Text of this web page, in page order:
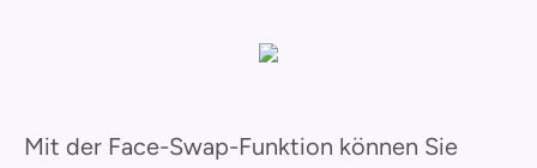
Mit der Face-Swap-Funktion können Sie